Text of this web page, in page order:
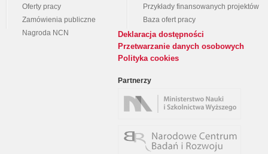
Oferty pracy
Zamówienia publiczne
Nagroda NCN
Przykłady finansowanych projektów
Baza ofert pracy
Deklaracja dostępności
Przetwarzanie danych osobowych
Polityka cookies
Partnerzy